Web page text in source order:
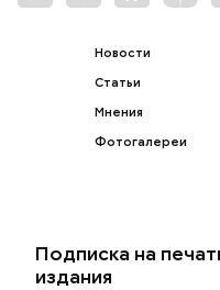
Новости
Статьи
Мнения
Фотогалереи
Подписка на
издания